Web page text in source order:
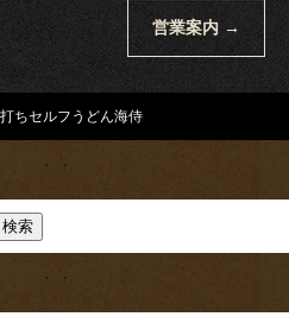
営業案内 →
ちセルフうどん海侍